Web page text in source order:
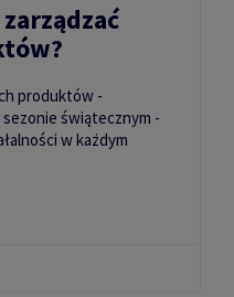
produktów -
świątecznym -
w każdym